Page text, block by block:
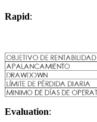
Rapid:
Evaluation: